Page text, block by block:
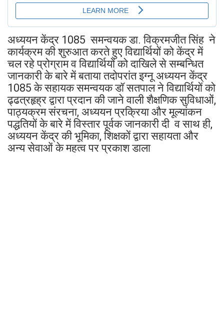
अध्ययन केंद्र 1085 समन्वयक डा. विक्रमजीत सिंह ने
कार्यक्रम की शुरुआत करते हुए विद्यार्थियों को केंद्र में
चल रहे प्रोग्राम व विद्यार्थियों को दाखिले से सम्बन्धित
जानकारी के बारे में बताया तदोपरांत इग्नू अध्ययन केंद्र
1085 के सहायक समन्वयक डॉ सतपाल ने विद्यार्थियों को
ढ्ढत्रहृह्र द्वारा प्रदान की जाने वाली शैक्षणिक सुविधाओं,
पाठ्यक्रम संरचना, अध्ययन प्रक्रिया और मूल्यांकन
पद्धतियों के बारे में विस्तार पूर्वक जानकारी दी व साथ ही,
अध्ययन केंद्र की भूमिका, शिक्षकों द्वारा सहायता और
अन्य सेवाओं के महत्व पर प्रकाश डाला